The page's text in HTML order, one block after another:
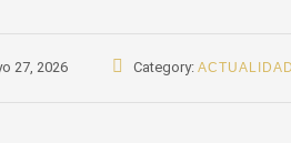
27, 2026 Category: ACTUALIDAD